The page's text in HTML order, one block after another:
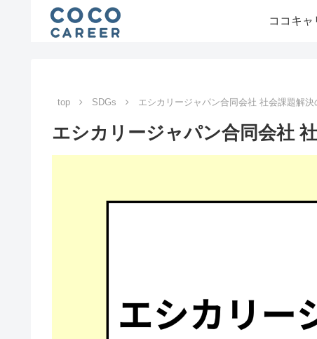
ココキャ
top SDGs エシカリージャパン合同会社 社会課題解決
エシカリージャパン合同会社